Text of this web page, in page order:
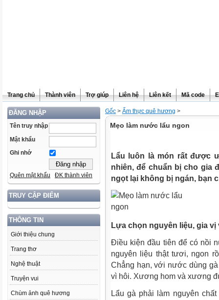
Trang chủ Thành viên Trợ giúp Liên hệ Liên kết Mã code
ĐĂNG NHẬP
Tên truy nhập
Mật khẩu
Ghi nhớ
Quên mật khẩu ĐK thành viên
TRUY CẬP ĐIỂM
THÔNG TIN
Giới thiệu chung
Trang thơ
Nghệ thuật
Truyện vui
Chùm ảnh quê hương
Gốc > Ẩm thực quê hương >
Mẹo làm nước lẩu ngon
Lẩu luôn là món rất được
nhiên, để chuẩn bị cho gia
ngọt lại không bị ngán, bạn
Lựa chọn nguyên liệu, gia
Điều kiện đầu tiên để có nồi
nguyên liệu thật tươi, ngon
Chẳng hạn, với nước dùng
vì hôi. Xương hom và xương
Lẩu gà phải làm nguyên